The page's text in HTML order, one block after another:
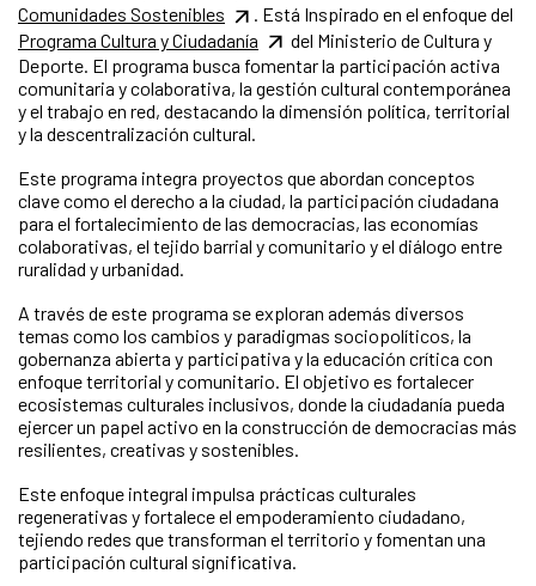
Comunidades Sostenibles
. Está Inspirado en el enfoque del
Programa Cultura y Ciudadanía
del Ministerio de Cultura y
Deporte. El programa busca fomentar la participación activa
comunitaria y colaborativa, la gestión cultural contemporánea
y el trabajo en red, destacando la dimensión política, territorial
y la descentralización cultural.
Este programa integra proyectos que abordan conceptos
clave como el derecho a la ciudad, la participación ciudadana
para el fortalecimiento de las democracias, las economías
colaborativas, el tejido barrial y comunitario y el diálogo entre
ruralidad y urbanidad.
A través de este programa se exploran además diversos
temas como los cambios y paradigmas sociopolíticos, la
gobernanza abierta y participativa y la educación crítica con
enfoque territorial y comunitario. El objetivo es fortalecer
ecosistemas culturales inclusivos, donde la ciudadanía pueda
ejercer un papel activo en la construcción de democracias más
resilientes, creativas y sostenibles.
Este enfoque integral impulsa prácticas culturales
regenerativas y fortalece el empoderamiento ciudadano,
tejiendo redes que transforman el territorio y fomentan una
participación cultural significativa.